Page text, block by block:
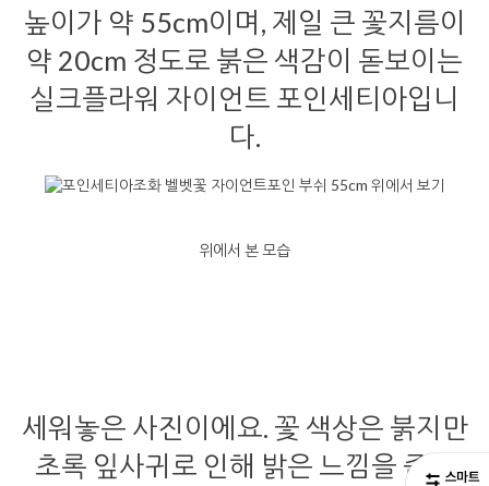
높이가 약 55cm이며, 제일 큰 꽃지름이
약 20cm 정도로 붉은 색감이 돋보이는
실크플라워 자이언트 포인세티아입니
다.
위에서 본 모습
세워놓은 사진이에요. 꽃 색상은 붉지만
초록 잎사귀로 인해 밝은 느낌을 줍니